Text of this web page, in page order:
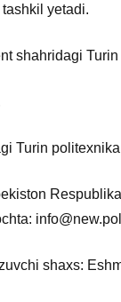
tashkil yetadi.
shahridagi
Turin
shaxs: